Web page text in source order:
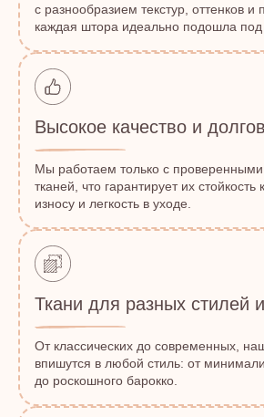
с разнообразием текстур, оттенков и
каждая штора идеально подошла под
Высокое качество и
Мы работаем только с
тканей, что гарантирует их стойкость
износу и легкость в уходе.
Ткани для разных стилей
От классических до современных,
впишутся в любой стиль: от
до роскошного барокко.